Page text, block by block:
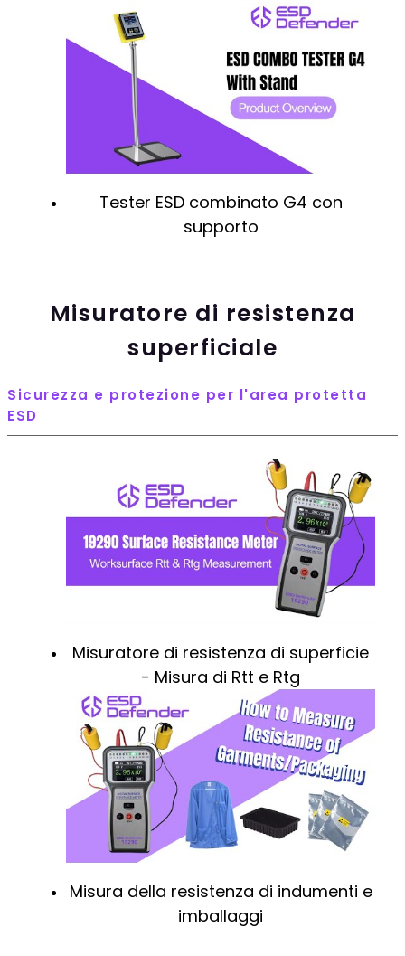
Tester ESD combinato G4 con
supporto
Misuratore di resistenza
superficiale
Sicurezza e protezione per l'area protetta
ESD
Misuratore di resistenza di superficie
- Misura di Rtt e Rtg
Misura della resistenza di indumenti e
imballaggi